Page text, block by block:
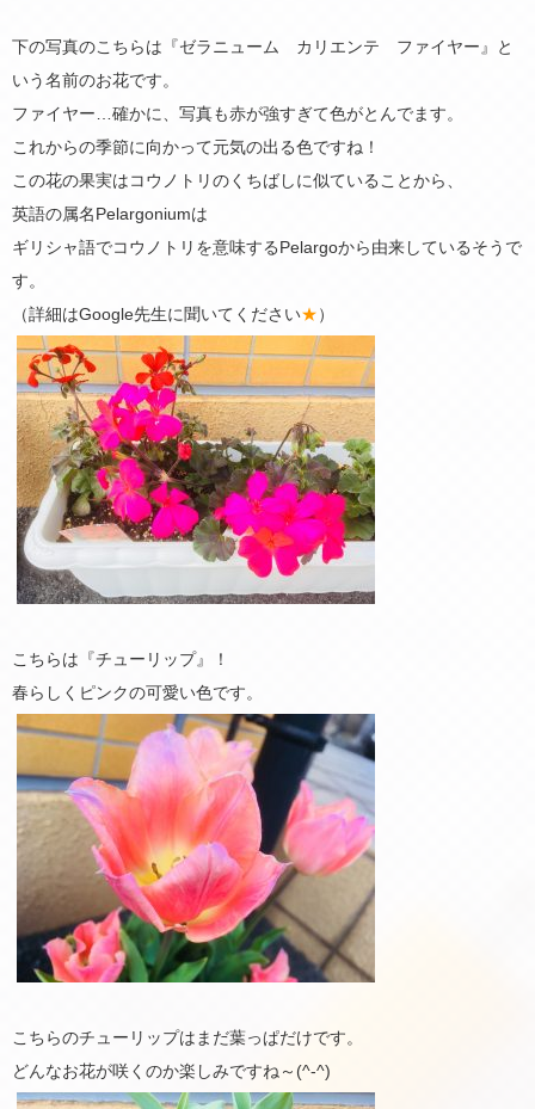
下の写真のこちらは『ゼラニューム カリエンテ ファイヤー』と
いう名前のお花です。
ファイヤー…確かに、写真も赤が強すぎて色がとんでます。
これからの季節に向かって元気の出る色ですね！
この花の果実はコウノトリのくちばしに似ていることから、
英語の属名Pelargoniumは
ギリシャ語でコウノトリを意味するPelargoから由来しているそうで
す。
（詳細はGoogle先生に聞いてください★）
こちらは『チューリップ』！
春らしくピンクの可愛い色です。
こちらのチューリップはまだ葉っぱだけです。
どんなお花が咲くのか楽しみですね～(^-^)